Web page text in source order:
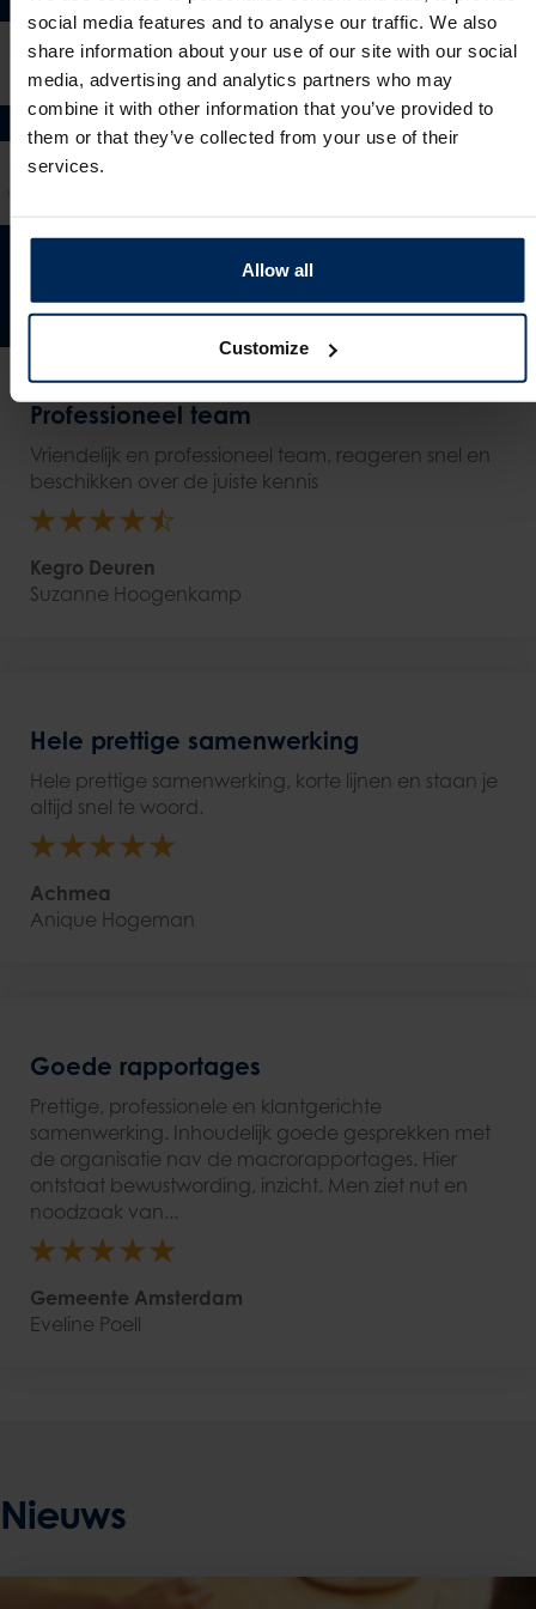
social media features and to analyse our traffic. We also
share information about your use of our site with our social
media, advertising and analytics partners who may
combine it with other information that you’ve provided to
them or that they’ve collected from your use of their
services.
Allow all
Customize
Professioneel team
Vriendelijk en professioneel team, reageren snel en
beschikken over de juiste kennis
Kegro Deuren
Suzanne Hoogenkamp
Hele prettige samenwerking
Hele prettige samenwerking, korte lijnen en staan je
altijd snel te woord.
Achmea
Anique Hogeman
Goede rapportages
Prettige, professionele en klantgerichte
samenwerking. Inhoudelijk goede gesprekken met
de organisatie nav de macrorapportages. Hier
ontstaat bewustwording, inzicht. Men ziet nut en
noodzaak van...
Gemeente Amsterdam
Eveline Poell
Nieuws